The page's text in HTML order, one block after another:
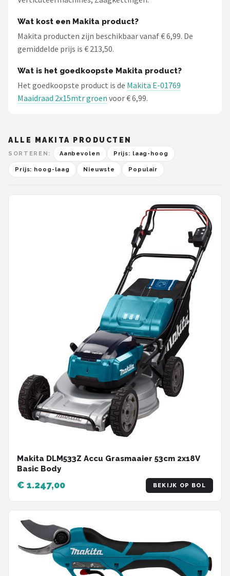
Wat kost een Makita product?
Makita producten zijn beschikbaar vanaf € 6,99. De
gemiddelde prijs is € 213,50.
Wat is het goedkoopste Makita product?
Het goedkoopste product is de Makita E-01769
Maaidraad 2x15mtr groen voor € 6,99.
ALLE MAKITA PRODUCTEN
SORTEREN: Aanbevolen Prijs: laag-hoog
Prijs: hoog-laag Nieuwste Populair
Makita DLM533Z Accu Grasmaaier 53cm 2x18V
Basic Body
€ 1.247,00 BEKIJK OP BOL